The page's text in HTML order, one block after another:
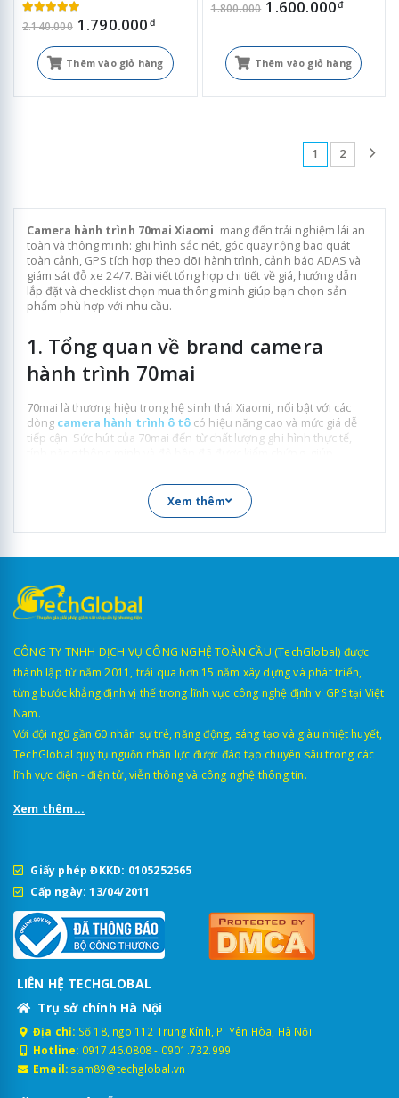
2.140.000 1.790.000 đ
Thêm vào giỏ hàng
1.800.000 1.600.000đ
Thêm vào giỏ hàng
1 2
Camera hành trình 70mai Xiaomi mang đến trải nghiệm lái an
toàn và thông minh: ghi hình sắc nét, góc quay rộng bao quát
toàn cảnh, GPS tích hợp theo dõi hành trình, cảnh báo ADAS và
giám sát đỗ xe 24/7. Bài viết tổng hợp chi tiết về giá, hướng dẫn
lắp đặt và checklist chọn mua thông minh giúp bạn chọn sản
phẩm phù hợp với nhu cầu.
1. Tổng quan về brand camera
hành trình 70mai
70mai là thương hiệu trong hệ sinh thái Xiaomi, nổi bật với các
dòng camera hành trình ô tô có hiệu năng cao và mức giá dễ
tiếp cận. Sức hút của 70mai đến từ chất lượng ghi hình thực tế,
nhóm thương hiệu bán chạy ở phân khúc tầm trung. Bên cạnh
Với tốc độ tăng trưởng ấn tượng và định hướng công nghệ rõ
ràng, Xiaomi 70mai đang trở thành một trong những thương hiệu
dẫn đầu về thiết bị ô tô thông minh hiện nay.
2. Giá camera hành trình Xiaomi
70mai
Thuộc phân khúc bình dân, camera hành trình 70mai có mức giá
“dễ chịu” với người tiêu dùng Việt. Các mẫu cơ bản có giá khoảng
hơn 1 triệu đồng, trong khi phiên bản cao cấp có giá vài triệu
đồng.
Xem thêm
CÔNG TY TNHH DỊCH VỤ CÔNG NGHỆ TOÀN CẦU (TechGlobal) được
thành lập từ năm 2011, trải qua hơn 15 năm xây dựng và phát triển,
từng bước khẳng định vị thế trong lĩnh vực công nghệ định vị GPS tại Việt
Nam.
Với đội ngũ gần 60 nhân sự trẻ, năng động, sáng tạo và giàu nhiệt huyết,
TechGlobal quy tụ nguồn nhân lực được đào tạo chuyên sâu trong các
lĩnh vực điện - điện tử, viễn thông và công nghệ thông tin.
Xem thêm...
Giấy phép ĐKKD: 0105252565
Cấp ngày: 13/04/2011
LIÊN HỆ TECHGLOBAL
Trụ sở chính Hà Nội
Địa chỉ: Số 18, ngõ 112 Trung Kính, P. Yên Hòa, Hà Nội.
Hotline: 0917.46.0808- 0901.732.999
Email: sam89@techglobal.vn